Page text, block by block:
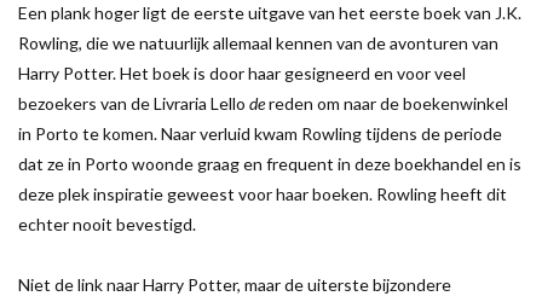
Een plank hoger ligt de eerste uitgave van het eerste boek van J.K.
Rowling, die we natuurlijk allemaal kennen van de avonturen van
Harry Potter. Het boek is door haar gesigneerd en voor veel
bezoekers van de Livraria Lello dereden om naar de boekenwinkel
in Porto te komen. Naar verluid kwam Rowling tijdens de periode
dat ze in Porto woonde graag en frequent in deze boekhandel en is
deze plek inspiratie geweest voor haar boeken. Rowling heeft dit
echter nooit bevestigd.
Niet de link naar Harry Potter, maar de uiterste bijzondere